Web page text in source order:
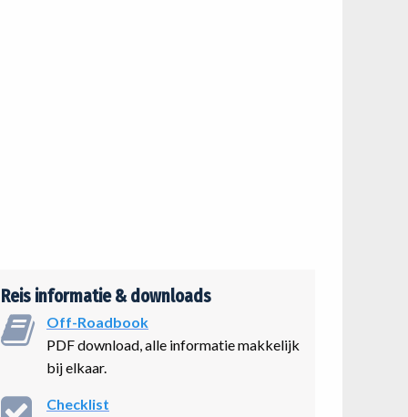
Reis informatie & downloads
Off-Roadbook
PDF download, alle informatie makkelijk
bij elkaar.
Checklist